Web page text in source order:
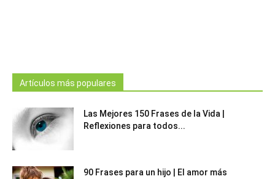
Artículos más populares
Las Mejores 150 Frases de la Vida |
Reflexiones para todos...
90 Frases para un hijo | El amor más